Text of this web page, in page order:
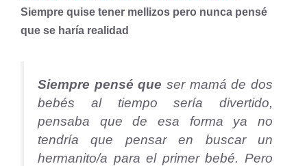
Siempre quise tener mellizos pero nunca pensé
que se haría realidad
Siempre pensé que ser mamá de dos
bebés al tiempo sería divertido,
pensaba que de esa forma ya no
tendría que pensar en buscar un
hermanito/a para el primer bebé. Pero